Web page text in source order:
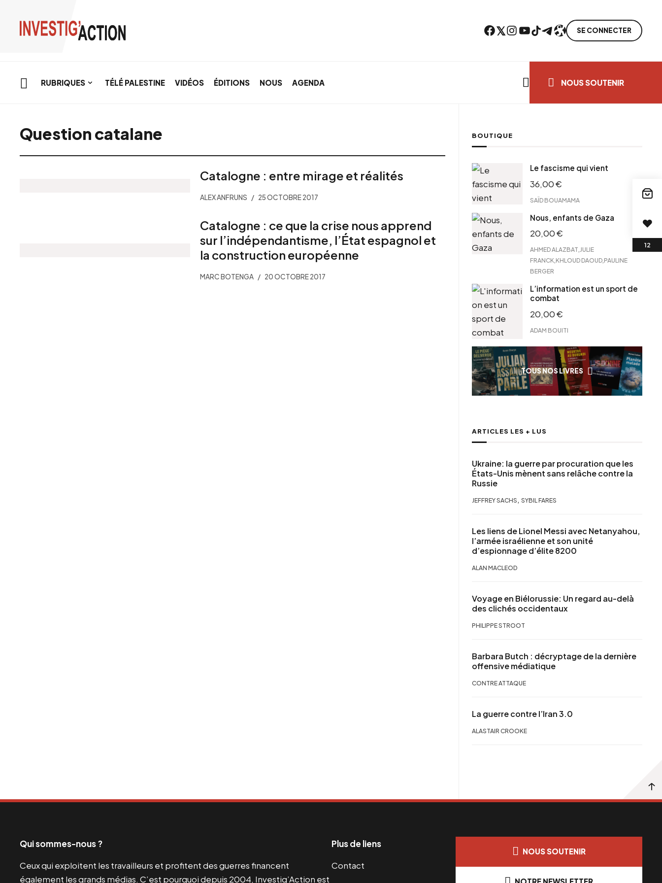
Facebook Twitter Instagram YouTube TikTok TelegramLien SE CONNECTER
RUBRIQUES TÉLÉ PALESTINE VIDÉOS ÉDITIONS NOUS AGENDA NOUS SOUTENIR
Question catalane
Catalogne : entre mirage et réalités
ALEX ANFRUNS 25 OCTOBRE 2017
Catalogne : ce que la crise nous apprend
sur l’indépendantisme, l’État espagnol et
la construction européenne
MARC BOTENGA 20 OCTOBRE 2017
BOUTIQUE
Le fascisme qui vient
36,00€
SAÏD BOUAMAMA
Nous, enfants de Gaza
20,00€
AHMED ALAZBAT JULIE
FRANCK KHLOUD DAOUD PAULINE
BERGER
L’information est un sport de
combat
20,00€
ADAM BOUITI
TOUS NOS LIVRES
ARTICLES LES + LUS
Ukraine: la guerre par procuration que les
États-Unis mènent sans relâche contre la
Russie
JEFFREY SACHS , SYBIL FARES
Les liens de Lionel Messi avec Netanyahou,
l’armée israélienne et son unité
d’espionnage d’élite 8200
ALAN MACLEOD
Voyage en Biélorussie: Un regard au-delà
des clichés occidentaux
PHILIPPE STROOT
Barbara Butch : décryptage de la dernière
offensive médiatique
CONTRE ATTAQUE
La guerre contre l’Iran 3.0
ALASTAIR CROOKE
Qui sommes-nous ?
Ceux qui exploitent les travailleurs et profitent des guerres financent
également les grands médias. C’est pourquoi depuis 2004, Investig’Action est
Plus de liens
Contact
NOUS SOUTENIR